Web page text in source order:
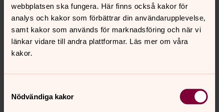
webbplatsen ska fungera. Här finns också kakor för
analys och kakor som förbättrar din användarupplevelse,
samt kakor som används för marknadsföring och när vi
länkar vidare till andra plattformar. Läs mer om våra
kakor.
Nödvändiga kakor